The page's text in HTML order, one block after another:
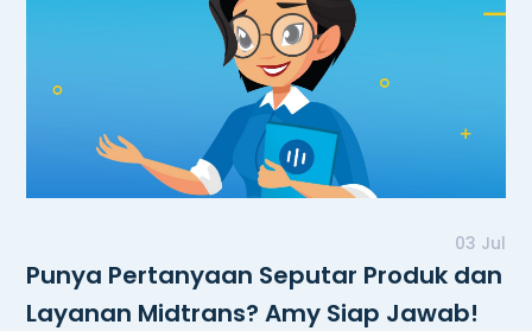
03 Jul
Punya Pertanyaan Seputar Produk dan
Layanan Midtrans? Amy Siap Jawab!